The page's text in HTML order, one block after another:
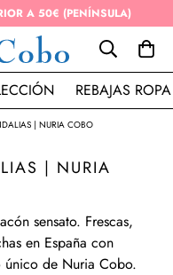
A 50€ (PENÍNSULA)
REBAJAS ROPA
| NURIA COBO
| NURIA
sensato. Frescas,
en España con
único de Nuria Cobo.